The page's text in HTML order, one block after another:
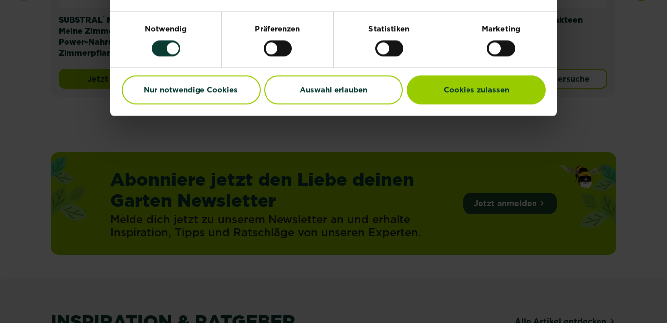
Einwilligungsauswahl
Notwendig
Präferenzen Statistiken Marketing
Nur notwendige Cookies Auswahl erlauben Cookies zulassen
SUBSTRAL® Naturen
Meine Zimmerpflanzen
Power-Nahrung für
Zimmerpflanzen
Jetzt kaufenSUBSTRAL® Naturen® Meine Zimmerpflanzen Power-Nahrung für Zimmerpflanzen
Anzucht & Kräutererde
Jetzt kaufenSUBSTRAL® Naturen® Anzucht & Kräutererde Torffrei
Sukkulenten &
Kakteenerde Torffrei
Jetzt kaufenSUBSTRAL® Naturen® Sukkulenten & Kakteenerde Torffrei
Kakteen
Nahrung
Zur Händlersuche
Abonniere jetzt den Liebe deinen
Garten Newsletter
Melde dich jetzt zu unserem Newsletter an und erhalte
Inspiration, Tipps und Ratschläge von unseren Experten.
Jetzt anmelden